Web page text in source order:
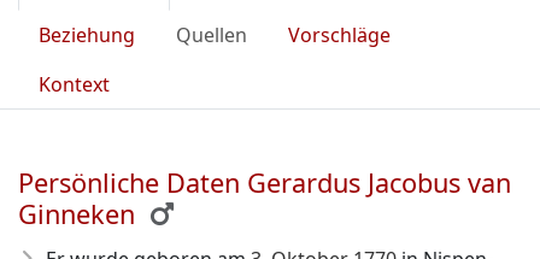
Beziehung
Quellen
Vorschläge
Kontext
Persönliche Daten Gerardus Jacobus van
Ginneken